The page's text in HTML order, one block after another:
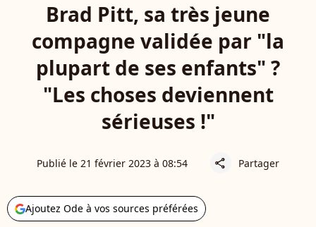
Brad Pitt, sa très jeune
compagne validée par "la
plupart de ses enfants" ?
"Les choses deviennent
sérieuses !"
Publié le 21 février 2023 à 08:54 share Partager
Ajoutez Ode à vos sources préférées